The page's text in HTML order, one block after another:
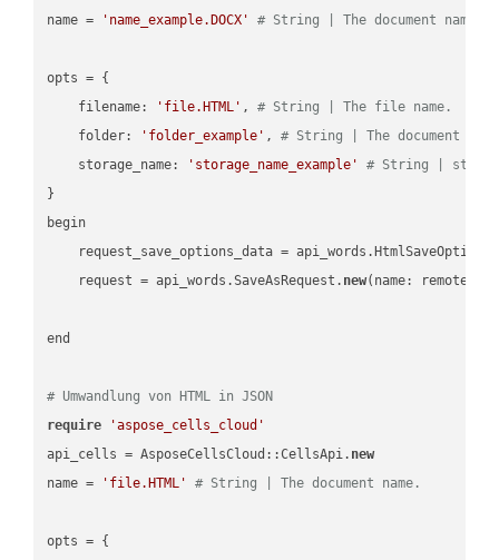
name =
'name_example.DOCX' # String | The document name.
opts = {
    filename:
'file.HTML' , # String | The file name.
    folder:
'folder_example' , # String | The document
    storage_name:
'storage_name_example'
# String |
}
begin
request_save_options_data =
    request = api_words.SaveAsRequest.
new(name:
end
# Umwandlung von HTML in JSON
require
'aspose_cells_cloud'
api_cells = AsposeCellsCloud::CellsApi. new
name =
'file.HTML' # String | The document name.
opts = {